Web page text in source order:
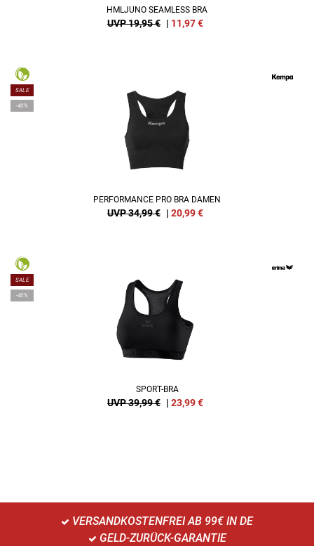
HMLJUNO SEAMLESS BRA
UVP 19,95 € | 11,97€
SALE
-40%
PERFORMANCE PRO BRA DAMEN
UVP 34,99 € | 20,99€
SALE
-40%
SPORT-BRA
UVP 39,99 € | 23,99€
VERSANDKOSTENFREI AB 99€ IN DE
GELD-ZURÜCK-GARANTIE